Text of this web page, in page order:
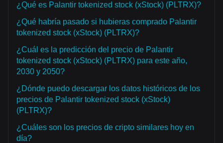
¿Qué es Palantir tokenized stock (xStock) (PLTRX)?
¿Qué habría pasado si hubieras comprado Palantir
tokenized stock (xStock) (PLTRX)?
¿Cuál es la predicción del precio de Palantir
tokenized stock (xStock) (PLTRX) para este año,
2030 y 2050?
¿Dónde puedo descargar los datos históricos de los
precios de Palantir tokenized stock (xStock)
(PLTRX)?
¿Cuáles son los precios de cripto similares hoy en
día?